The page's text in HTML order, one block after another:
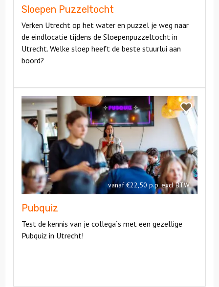
Sloepen Puzzeltocht
Verken Utrecht op het water en puzzel je weg naar
de eindlocatie tijdens de Sloepenpuzzeltocht in
Utrecht. Welke sloep heeft de beste stuurlui aan
boord?
Bekijk
Pubquiz
vanaf €22,50 p.p. excl BTW
Pubquiz
Test de kennis van je collega´s met een gezellige
Pubquiz in Utrecht!
Bekijk
Pubquiz